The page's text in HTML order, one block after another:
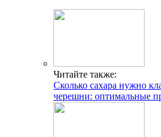
Читайте также:
Сколько сахара нужно
черешни: оптимальные